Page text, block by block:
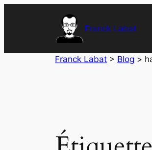
Franck Labat
Franck Labat > Blog >